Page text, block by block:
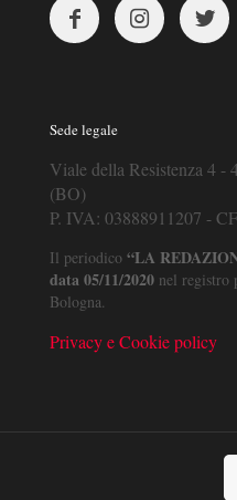
Sede legale
Viale della Resistenza 4 -
(BO)
P. IVA: 03888911207 -
Il periodico “LA
data 05/11/2020 nel registro
Bologna.
Privacy e Cookie policy